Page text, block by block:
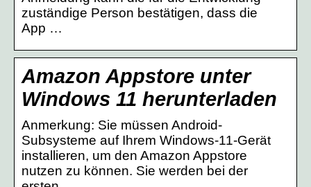
zuständige Person bestätigen, dass die
App …
Amazon Appstore unter
Windows 11 herunterladen
Anmerkung: Sie müssen Android-
Subsysteme auf Ihrem Windows-11-Gerät
installieren, um den Amazon Appstore
nutzen zu können. Sie werden bei der